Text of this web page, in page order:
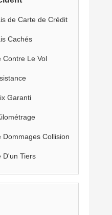
de Carte de Crédit
Cachés
Contre Le Vol
Garanti
Dommages Collision
D'un Tiers